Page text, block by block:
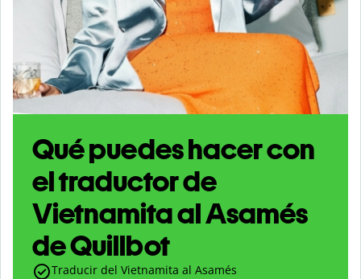
Qué puedes hacer con
el traductor de
Vietnamita al Asamés
de Quillbot
Traducir del Vietnamita al Asamés